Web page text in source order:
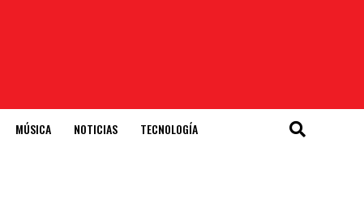
MÚSICA NOTICIAS TECNOLOGÍA